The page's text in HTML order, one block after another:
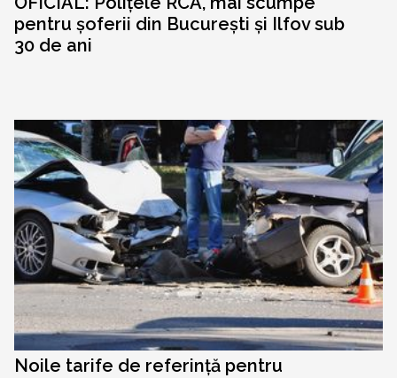
pentru șoferii din București și Ilfov sub
30 de ani
Noile tarife de referință pentru